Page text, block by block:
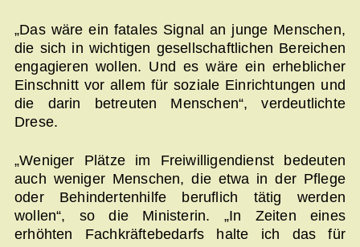
„Das wäre ein fatales Signal an junge Menschen,
die sich in wichtigen gesellschaftlichen Bereichen
engagieren wollen. Und es wäre ein erheblicher
Einschnitt vor allem für soziale Einrichtungen und
die darin betreuten Menschen“, verdeutlichte
Drese.
„Weniger Plätze im Freiwilligendienst bedeuten
auch weniger Menschen, die etwa in der Pflege
oder Behindertenhilfe beruflich tätig werden
wollen“, so die Ministerin. „In Zeiten eines
erhöhten Fachkräftebedarfs halte ich das für